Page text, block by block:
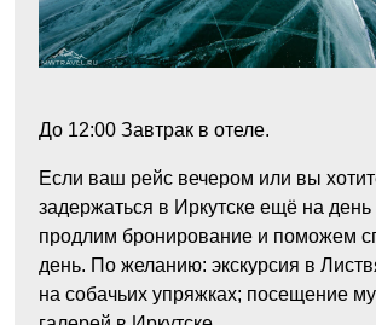
До 12:00 Завтрак в отеле.
Если ваш рейс вечером или вы
задержаться в Иркутске ещё на
продлим бронирование и поможем
день. По желанию: экскурсия в
на собачьих упряжках; посещение